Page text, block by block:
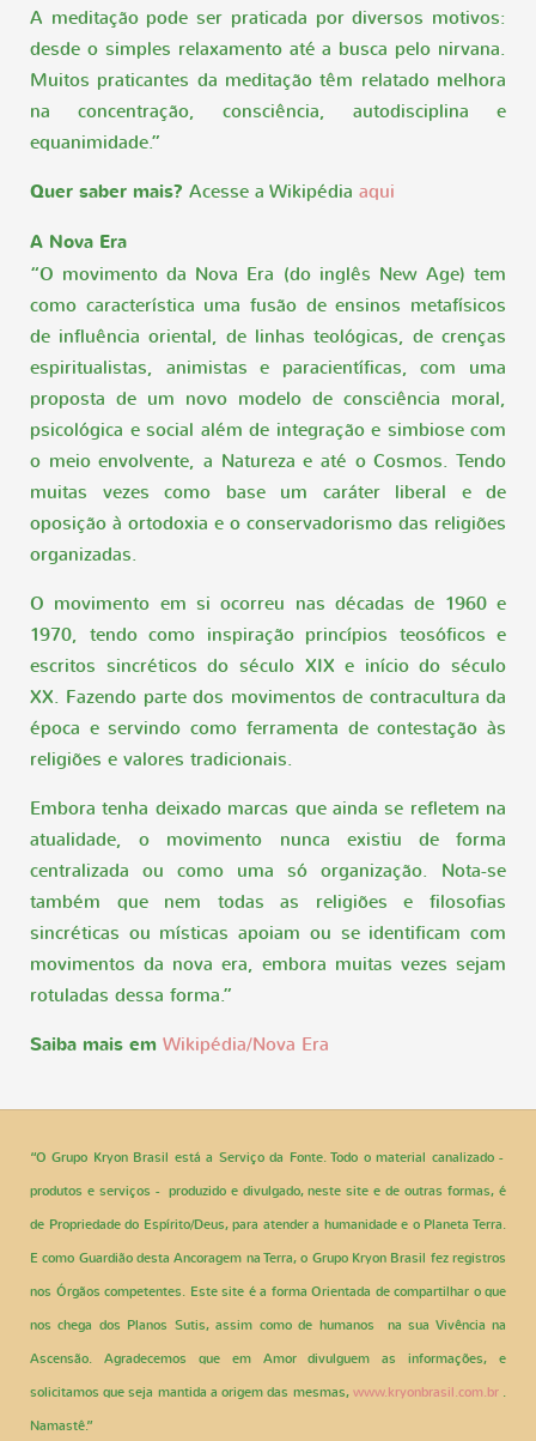
A meditação pode ser praticada por diversos motivos:
desde o simples relaxamento até a busca pelo nirvana.
Muitos praticantes da meditação têm relatado melhora
na concentração, consciência, autodisciplina e
equanimidade.”
Quer saber mais? Acesse a Wikipédia aqui
A Nova Era
“O movimento da Nova Era (do inglês New Age) tem
como característica uma fusão de ensinos metafísicos
de influência oriental, de linhas teológicas, de crenças
espiritualistas, animistas e paracientíficas, com uma
proposta de um novo modelo de consciência moral,
psicológica e social além de integração e simbiose com
o meio envolvente, a Natureza e até o Cosmos. Tendo
muitas vezes como base um caráter liberal e de
oposição à ortodoxia e o conservadorismo das religiões
organizadas.
O movimento em si ocorreu nas décadas de 1960 e
1970, tendo como inspiração princípios teosóficos e
escritos sincréticos do século XIX e início do século
XX. Fazendo parte dos movimentos de contracultura da
época e servindo como ferramenta de contestação às
religiões e valores tradicionais.
Embora tenha deixado marcas que ainda se refletem na
atualidade, o movimento nunca existiu de forma
centralizada ou como uma só organização. Nota-se
também que nem todas as religiões e filosofias
sincréticas ou místicas apoiam ou se identificam com
movimentos da nova era, embora muitas vezes sejam
rotuladas dessa forma.”
Saiba mais em Wikipédia/Nova Era
“O Grupo Kryon Brasil está a Serviço da Fonte. Todo o material canalizado -
produtos e serviços - produzido e divulgado, neste site e de outras formas, é
de Propriedade do Espírito/Deus, para atender a humanidade e o Planeta Terra.
E como Guardião desta Ancoragem na Terra, o Grupo Kryon Brasil fez registros
nos Órgãos competentes. Este site é a forma Orientada de compartilhar o que
nos chega dos Planos Sutis, assim como de humanos na sua Vivência na
Ascensão. Agradecemos que em Amor divulguem as informações, e
solicitamos que seja mantida a origem das mesmas, www.kryonbrasil.com.br.
Namastê.”